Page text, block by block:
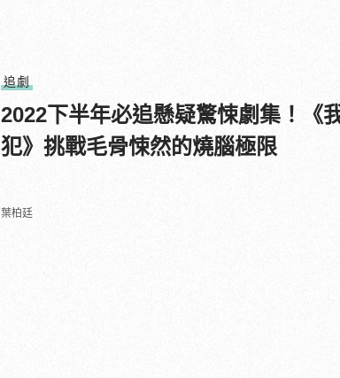
追劇
2022下半年必追懸疑驚悚劇集！《
犯》挑戰毛骨悚然的燒腦極限
葉柏廷